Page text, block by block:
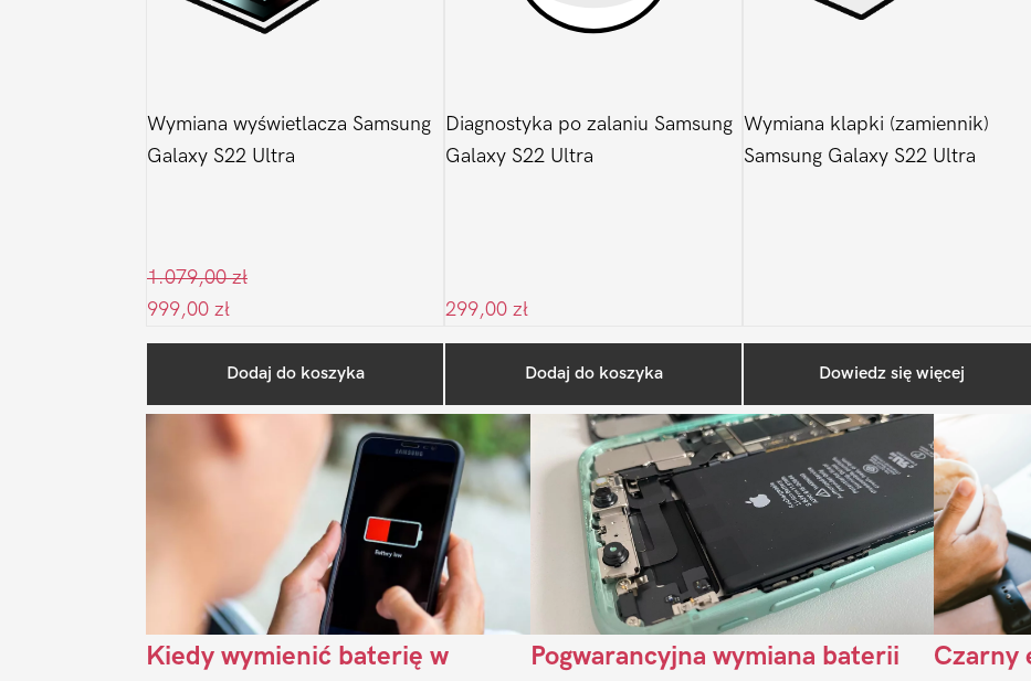
Wymiana wyświetlacza Samsung
Galaxy S22 Ultra
1.079,00zł
999,00 zł
Dodaj do koszyka
Diagnostyka po zalaniu Samsung
Galaxy S22 Ultra
299,00 zł
Dodaj do koszyka
Wymiana klapki (zamiennik)
Samsung Galaxy S22 Ultra
Dowiedz się więcej
Ostatnio na blogu
Kiedy wymienić baterię w
Pogwarancyjna wymiana baterii
Czarny